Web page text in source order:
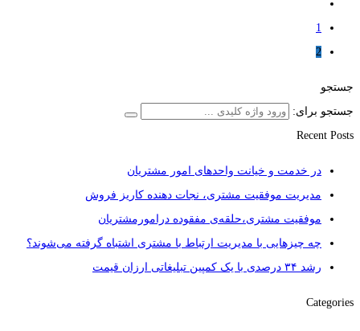
1
2
جستجو
جستجو برای:
Recent Posts
در خدمت و خیانت واحدهای امور مشتریان
مدیریت موفقیت مشتری، نجات دهنده کاریز فروش
موفقیت مشتری،حلقه‌ی مفقوده درامورمشتریان
چه چیزهایی با مدیریت ارتباط با مشتری اشتباه گرفته می‌شوند؟
رشد ۳۴ درصدی با یک کمپین تبلیغاتی ارزان قیمت
Categories